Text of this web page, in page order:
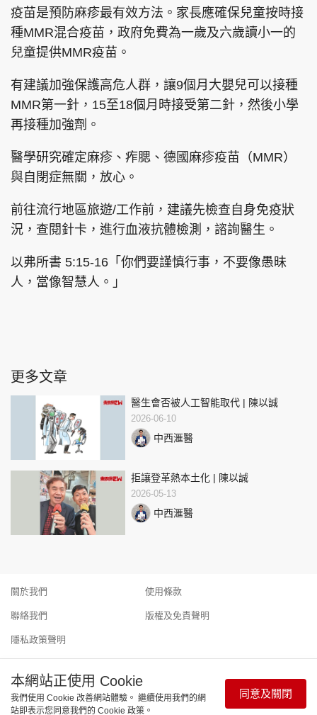
疫苗是預防麻疹最有效方法。家長應確保兒童按時接
種MMR混合疫苗，政府免費為一歲及六歲讀小一的
兒童提供MMR疫苗。
有建議加強保護高危人群，讓9個月大嬰兒可以接種
MMR第一針，15至18個月時接受第二針，然後小學
再接種加強劑。
醫學研究確定麻疹、痄腮、德國麻疹疫苗（MMR）
與自閉症無關，放心。
前往流行地區旅遊/工作前，建議先檢查自身免疫狀
況，查閱針卡，進行血液抗體檢測，諮詢醫生。
以弗所書 5:15-16「你們要謹慎行事，不要像愚昧
人，當像智慧人。」
更多文章
醫生會否被人工智能取代 | 陳以誠
2026-06-10
中西滙醫
拒讓登革熱本土化 | 陳以誠
2026-05-13
中西滙醫
關於我們
聯絡我們
隱私政策聲明
使用條款
版權及免責聲明
Copyright © 東周網 版權所有 . 不得轉載 ©Eastweek.com.hk. All
本網站正使用 Cookie
我們使用 Cookie 改善網站體驗。 繼續使用我們的網
站即表示您同意我們的 Cookie 政策。
同意及關閉